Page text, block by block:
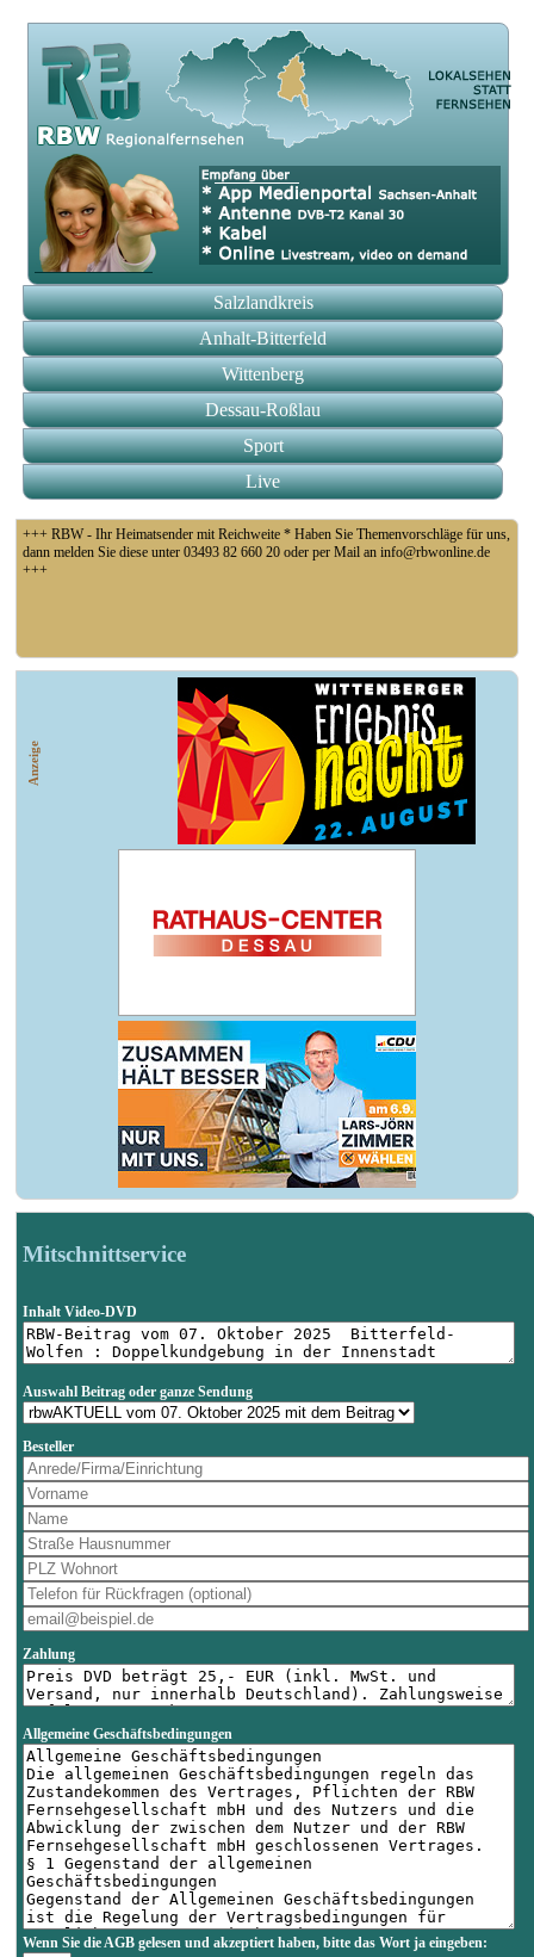
Salzlandkreis
Anhalt-Bitterfeld
Wittenberg
Dessau-Roßlau
Sport
Live
+++ RBW - Ihr Heimatsender mit Reichweite * Haben Sie Themenvorschläge für uns,
dann melden Sie diese unter 03493 82 660 20 oder per Mail an info@rbwonline.de
+++
+++ Fußball Oberliga Süd 1. Spieltag: SG Union Sandersdorf - VfB 1921 Krieschow,
Mitschnittservice
Inhalt Video-DVD
Auswahl Beitrag oder ganze Sendung
Besteller
Zahlung
Allgemeine Geschäftsbedingungen
Wenn Sie die AGB gelesen und akzeptiert haben, bitte das Wort ja eingeben:
Anzeige